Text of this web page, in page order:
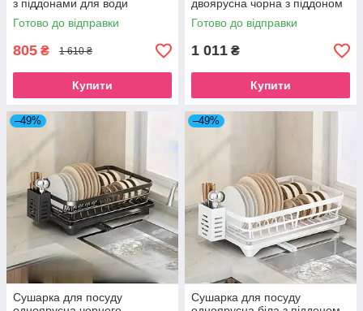
з піддонами для води
Готово до відправки
805 ₴ 1 610 ₴
Купити
двоярусна чорна з піддоном
Готово до відправки
1 011 ₴
Купити
–49%
Сушарка для посуду
–49%
Сушарка для посуду